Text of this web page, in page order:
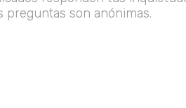
preguntas son anónimas.